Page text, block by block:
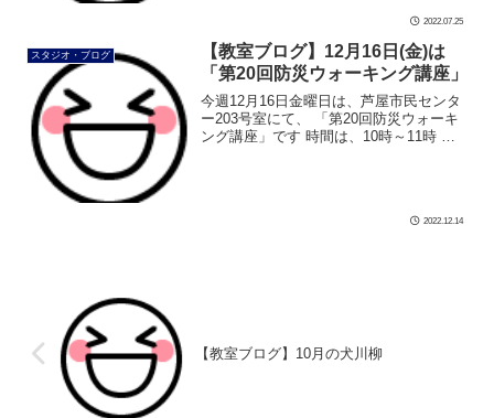
2022.07.25
スタジオ・ブログ
【教室ブログ】12月16日(金)は
「第20回防災ウォーキング講座」
今週12月16日金曜日は、芦屋市民センタ
ー203号室にて、 「第20回防災ウォーキ
ング講座」です 時間は、10時～11時 定
2022.12.14
【教室ブログ】10月の犬川柳